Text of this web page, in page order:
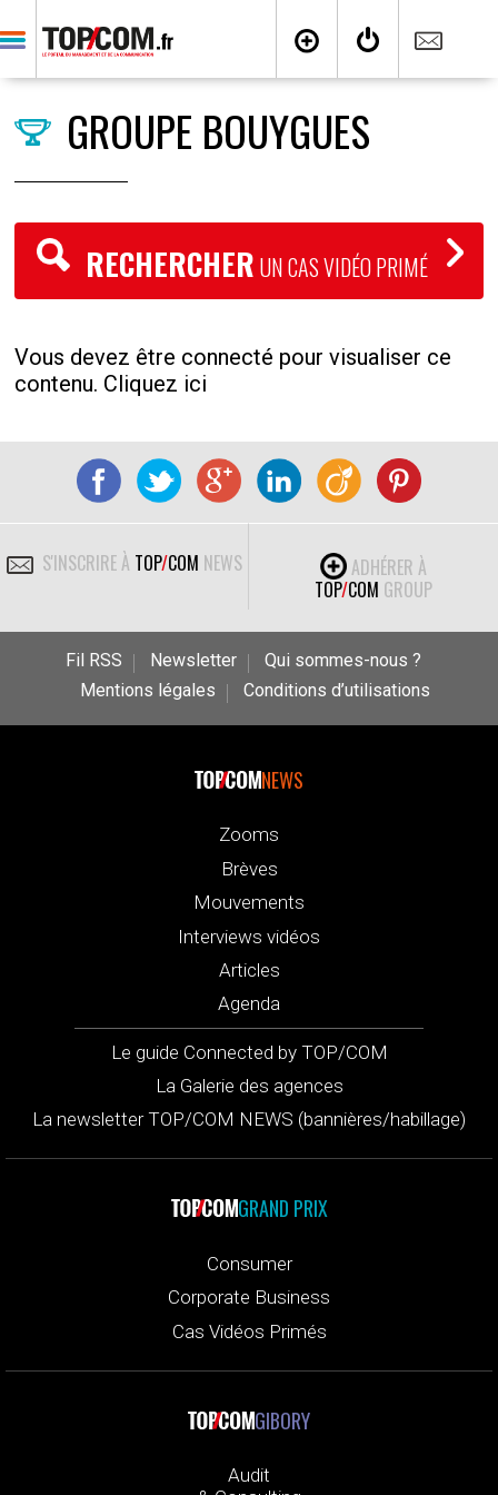
GROUPE BOUYGUES
RECHERCHER UN CAS VIDÉO PRIMÉ
Vous devez être connecté pour visualiser ce
contenu. Cliquez ici
S'INSCRIRE À TOP/COM NEWS
ADHÉRER À
TOP/COM GROUP
Fil RSS Newsletter
Qui sommes-nous ?
Mentions légales
Conditions d’utilisations
NEWS
Zooms
Brèves
Mouvements
Interviews vidéos
Articles
Agenda
Le guide Connected by TOP/COM
La Galerie des agences
La newsletter TOP/COM NEWS (bannières/habillage)
GRAND PRIX
Consumer
Corporate Business
Cas Vidéos Primés
GIBORY
Audit